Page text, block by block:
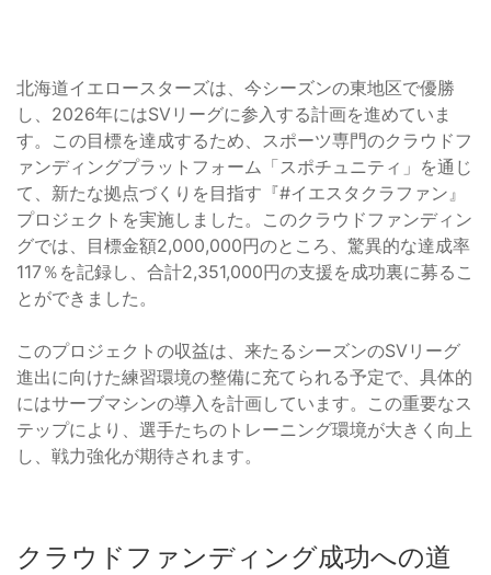
北海道イエロースターズは、今シーズンの東地区で優勝
し、2026年にはSVリーグに参入する計画を進めていま
す。この目標を達成するため、スポーツ専⾨のクラウドフ
ァンディングプラットフォーム「スポチュニティ」を通じ
て、新たな拠点づくりを目指す『#イエスタクラファン』
プロジェクトを実施しました。このクラウドファンディン
グでは、目標金額2,000,000円のところ、驚異的な達成率
117％を記録し、合計2,351,000円の支援を成功裏に募るこ
とができました。
このプロジェクトの収益は、来たるシーズンのSVリーグ
進出に向けた練習環境の整備に充てられる予定で、具体的
にはサーブマシンの導入を計画しています。この重要なス
テップにより、選手たちのトレーニング環境が大きく向上
し、戦力強化が期待されます。
クラウドファンディング成功への道